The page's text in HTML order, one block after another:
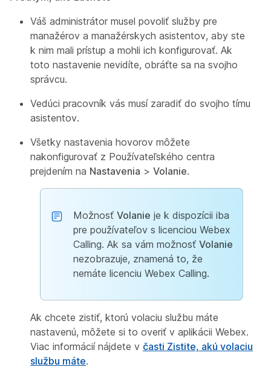
Váš administrátor musel povoliť služby pre
manažérov a manažérskych asistentov, aby ste
k nim mali prístup a mohli ich konfigurovať. Ak
toto nastavenie nevidíte, obráťte sa na svojho
správcu.
Vedúci pracovník vás musí zaradiť do svojho tímu
asistentov.
Všetky nastavenia hovorov môžete
nakonfigurovať z Používateľského centra
prejdením na Nastavenia > Volanie.
Možnosť Volanie je k dispozícii iba
pre používateľov s licenciou Webex
Calling. Ak sa vám možnosť Volanie
nezobrazuje, znamená to, že
nemáte licenciu Webex Calling.
Ak chcete zistiť, ktorú volaciu službu máte
nastavenú, môžete si to overiť v aplikácii Webex.
Viac informácií nájdete v časti Zistite, akú volaciu
službu máte.